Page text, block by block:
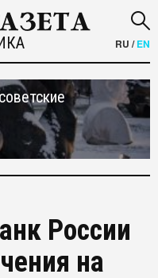
RU /EN
России
на